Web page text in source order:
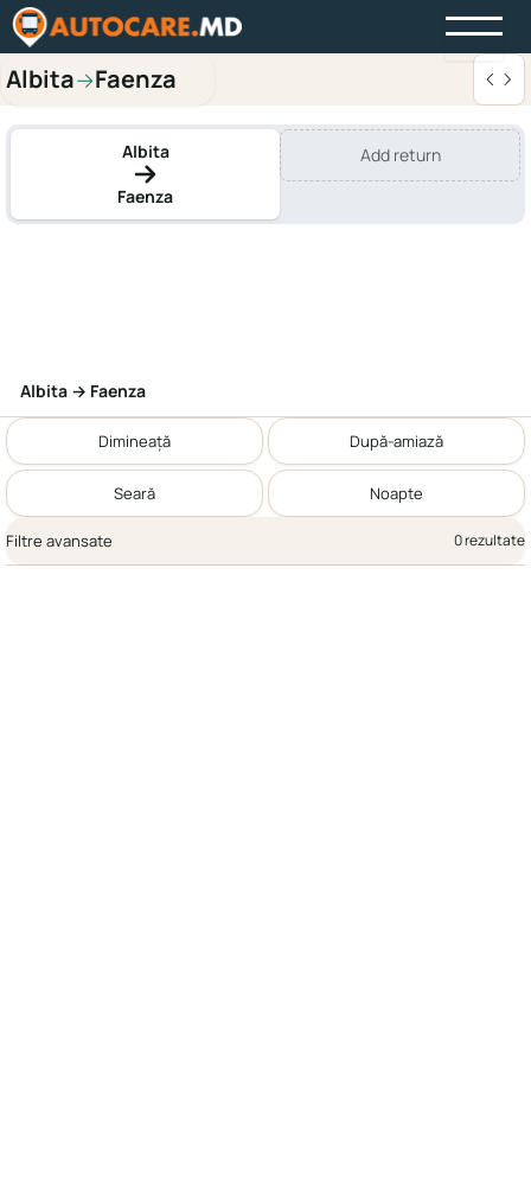
Albita→Faenza
Albita
Faenza
Add return
Albita → Faenza
Dimineață După-amiază
Seară Noapte
Filtre avansate 0 rezultate